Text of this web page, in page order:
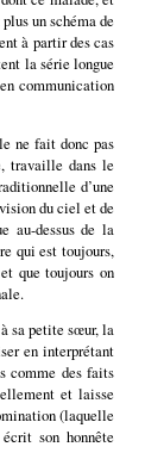
un schéma de
à partir des cas
la série longue
communication
ne fait donc pas
travaille dans le
d’une
du ciel et de
au-dessus de la
qui est toujours,
que toujours on
sa petite sœur, la
en interprétant
comme des faits
et laisse
(laquelle
son honnête